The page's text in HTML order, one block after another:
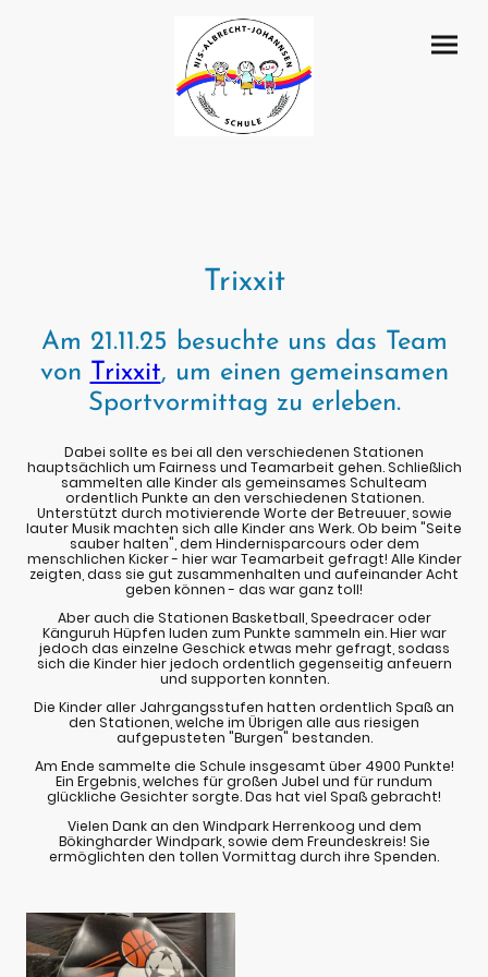
Trixxit
Am 21.11.25 besuchte uns das Team
von Trixxit, um einen gemeinsamen
Sportvormittag zu erleben.
Dabei sollte es bei all den verschiedenen Stationen
hauptsächlich um Fairness und Teamarbeit gehen. Schließlich
sammelten alle Kinder als gemeinsames Schulteam
ordentlich Punkte an den verschiedenen Stationen.
Unterstützt durch motivierende Worte der Betreuuer, sowie
lauter Musik machten sich alle Kinder ans Werk. Ob beim "Seite
sauber halten", dem Hindernisparcours oder dem
menschlichen Kicker - hier war Teamarbeit gefragt! Alle Kinder
zeigten, dass sie gut zusammenhalten und aufeinander Acht
geben können - das war ganz toll!
Aber auch die Stationen Basketball, Speedracer oder
Känguruh Hüpfen luden zum Punkte sammeln ein. Hier war
jedoch das einzelne Geschick etwas mehr gefragt, sodass
sich die Kinder hier jedoch ordentlich gegenseitig anfeuern
und supporten konnten.
Die Kinder aller Jahrgangsstufen hatten ordentlich Spaß an
den Stationen, welche im Übrigen alle aus riesigen
aufgepusteten "Burgen" bestanden.
Am Ende sammelte die Schule insgesamt über 4900 Punkte!
Ein Ergebnis, welches für großen Jubel und für rundum
glückliche Gesichter sorgte. Das hat viel Spaß gebracht!
Vielen Dank an den Windpark Herrenkoog und dem
Bökingharder Windpark, sowie dem Freundeskreis! Sie
ermöglichten den tollen Vormittag durch ihre Spenden.